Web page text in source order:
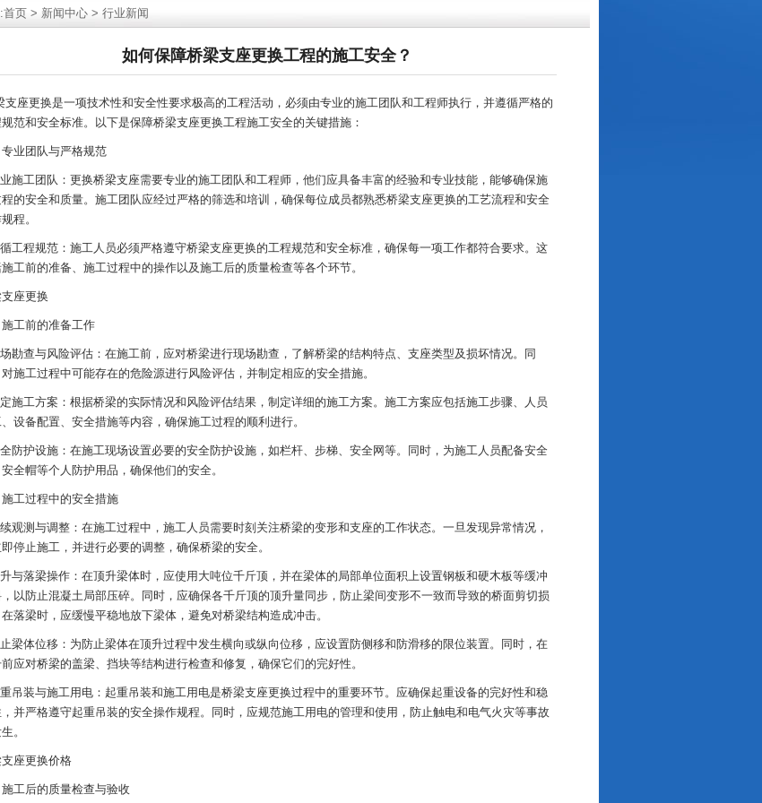
首页 > 新闻中心 > 行业新闻
如何保障桥梁支座更换工程的施工安全？
支座更换是一项技术性和安全性要求极高的工程活动，必须由专业的施工团队和工程师执行，并遵循严格的
范和安全标准。以下是保障桥梁支座更换工程施工安全的关键措施：
业团队与严格规范
施工团队：更换桥梁支座需要专业的施工团队和工程师，他们应具备丰富的经验和专业技能，能够确保施
的安全和质量。施工团队应经过严格的筛选和培训，确保每位成员都熟悉桥梁支座更换的工艺流程和安全
程。
工程规范：施工人员必须严格遵守桥梁支座更换的工程规范和安全标准，确保每一项工作都符合要求。这
工前的准备、施工过程中的操作以及施工后的质量检查等各个环节。
座更换
工前的准备工作
勘查与风险评估：在施工前，应对桥梁进行现场勘查，了解桥梁的结构特点、支座类型及损坏情况。同
施工过程中可能存在的危险源进行风险评估，并制定相应的安全措施。
施工方案：根据桥梁的实际情况和风险评估结果，制定详细的施工方案。施工方案应包括施工步骤、人员
设备配置、安全措施等内容，确保施工过程的顺利进行。
防护设施：在施工现场设置必要的安全防护设施，如栏杆、步梯、安全网等。同时，为施工人员配备安全
全帽等个人防护用品，确保他们的安全。
工过程中的安全措施
观测与调整：在施工过程中，施工人员需要时刻关注桥梁的变形和支座的工作状态。一旦发现异常情况，
停止施工，并进行必要的调整，确保桥梁的安全。
与落梁操作：在顶升梁体时，应使用大吨位千斤顶，并在梁体的局部单位面积上设置钢板和硬木板等缓冲
以防止混凝土局部压碎。同时，应确保各千斤顶的顶升量同步，防止梁间变形不一致而导致的桥面剪切损
落梁时，应缓慢平稳地放下梁体，避免对桥梁结构造成冲击。
梁体位移：为防止梁体在顶升过程中发生横向或纵向位移，应设置防侧移和防滑移的限位装置。同时，在
应对桥梁的盖梁、挡块等结构进行检查和修复，确保它们的完好性。
吊装与施工用电：起重吊装和施工用电是桥梁支座更换过程中的重要环节。应确保起重设备的完好性和稳
，并严格遵守起重吊装的安全操作规程。同时，应规范施工用电的管理和使用，防止触电和电气火灾等事故
。
座更换价格
施工后的质量检查与验收